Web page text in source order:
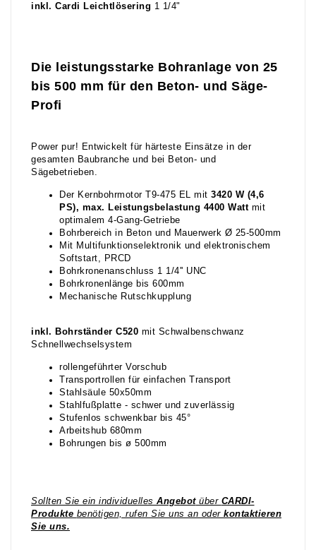
inkl. Cardi Leichtlösering 1 1/4"
Die leistungsstarke Bohranlage von 25
bis 500 mm für den Beton- und Säge-
Profi
Power pur! Entwickelt für härteste Einsätze in der
gesamten Baubranche und bei Beton- und
Sägebetrieben.
Der Kernbohrmotor T9-475 EL mit 3420 W (4,6
PS), max. Leistungsbelastung 4400 Watt mit
optimalem 4-Gang-Getriebe
Bohrbereich in Beton und Mauerwerk Ø 25-500mm
Mit Multifunktionselektronik und elektronischem
Softstart, PRCD
Bohrkronenanschluss 1 1/4'' UNC
Bohrkronenlänge bis 600mm
Mechanische Rutschkupplung
inkl. Bohrständer C520 mit Schwalbenschwanz
Schnellwechselsystem
rollengeführter Vorschub
Transportrollen für einfachen Transport
Stahlsäule 50x50mm
Stahlfußplatte - schwer und zuverlässig
Stufenlos schwenkbar bis 45°
Arbeitshub 680mm
Bohrungen bis ø 500mm
Sollten Sie ein individuelles Angebotüber CARDI-
Produkte benötigen, rufen Sie uns an oder kontaktieren
Sie uns.